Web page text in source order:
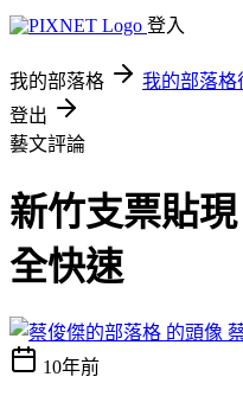
登入
我的部落格 我的部落格
登出
藝文評論
新竹支票貼
全快速
10年前